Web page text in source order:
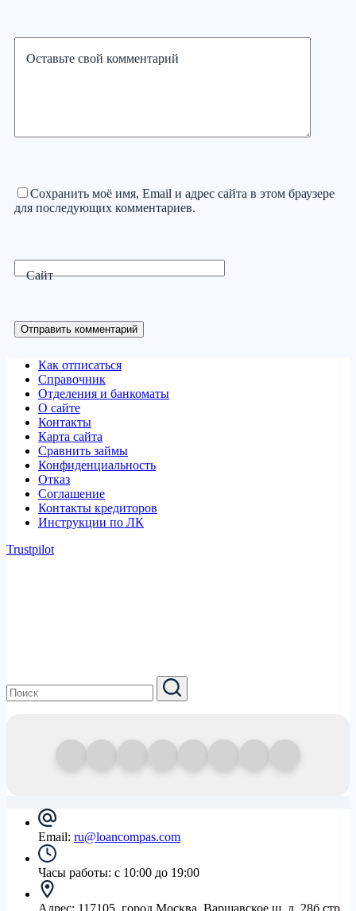
Оставьте свой комментарий
Сохранить моё имя, Email и адрес сайта в этом браузере
для последующих комментариев.
Сайт
Отправить комментарий
Как отписаться
Справочник
Отделения и банкоматы
О сайте
Контакты
Карта сайта
Сравнить займы
Конфиденциальность
Отказ
Соглашение
Контакты кредиторов
Инструкции по ЛК
Trustpilot
Email: ru@loancompas.com
Часы работы: с 10:00 до 19:00
Адрес: 117105, город Москва, Варшавское ш, д. 28б стр.